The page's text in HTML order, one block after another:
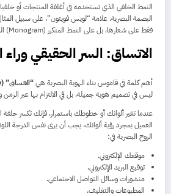
النمط الخلفي الذي تستخدمه في أغلفة المنتجات أو
البصمة البصرية. علامة “لويس فويتون”، على سبيل
فقط على شعارها، بل على النمط المتكرر (Monogram) الذي أصبح رمزاً للثروة.
الاتساق: السر الحقيقي وراء
أهم كلمة في قاموس بناء الهوية البصرية هي“الاتساق” (Consistency)
ليس في تصميم هوية جميلة، بل في الالتزام بها عبر الزمن
عندما تغير ألوانك أو خطوطك باستمرار، فإنك تكسر حلقة
العميل بمجرد رؤية ألوانك، يجب أن يرى نفس الدرجة
الروح البصرية في:
موقعك الإلكتروني.
توقيع البريد الإلكتروني.
منشورات وسائل التواصل الاجتماعي.
المطبوعات والتغليف.